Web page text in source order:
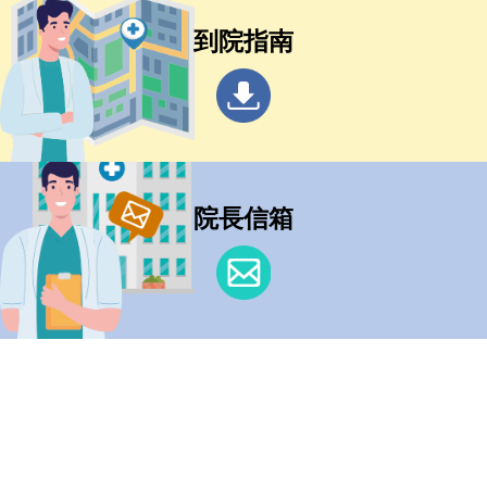
到院指南
院長信箱